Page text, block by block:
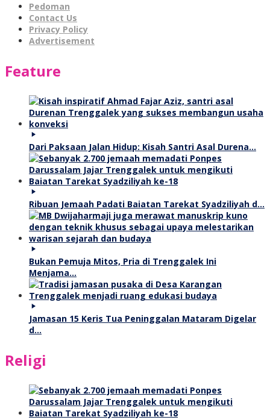
Pedoman
Contact Us
Privacy Policy
Advertisement
Feature
Dari Paksaan Jalan Hidup: Kisah Santri Asal Durena…
Ribuan Jemaah Padati Baiatan Tarekat Syadziliyah d…
Bukan Pemuja Mitos, Pria di Trenggalek Ini
Menjama…
Jamasan 15 Keris Tua Peninggalan Mataram Digelar
d…
Religi